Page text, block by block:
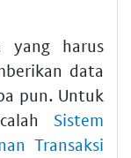
yang harus
data
pun. Untuk
Sistem
Transaksi